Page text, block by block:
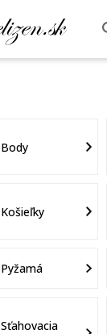
Body
Košieľky
Pyžamá
Sťahovacia